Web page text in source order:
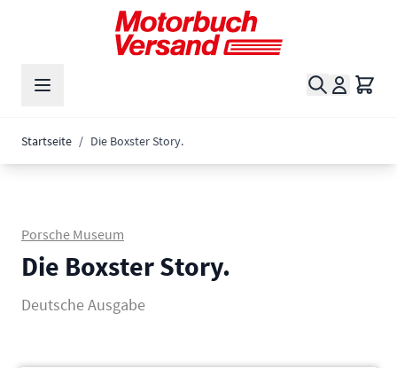
Zum Inhalt springen
Suche
Startseite / Die Boxster Story.
Porsche Museum
Die Boxster Story.
Deutsche Ausgabe